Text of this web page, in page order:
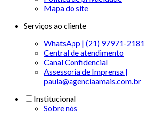
Mapa do site
Serviços ao cliente
WhatsApp | (21) 97971-2181
Central de atendimento
Canal Confidencial
Assessoria de Imprensa |
paula@agenciaamais.com.br
Institucional
Sobre nós